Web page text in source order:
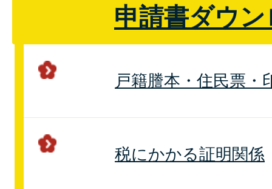
申請書ダウ
戸籍謄本・住民票・
税にかかる証明関係